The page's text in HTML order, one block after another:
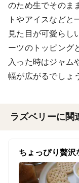
のため生でそのま
トやアイスなどと
見た目が可愛らし
ーツのトッピング
入った時はジャム
幅が広がるでしょ
ラズベリーに関
ちょっぴり贅沢